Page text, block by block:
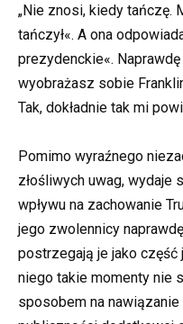
„Nie znosi, kiedy tańczę.
tańczył«. A ona
prezydenckie«.
wyobrażasz sobie
Tak, dokładnie tak mi
Pomimo wyraźnego
złośliwych uwag, wydaje
wpływu na zachowanie
jego zwolennicy
postrzegają je jako
niego takie momenty nie
sposobem na